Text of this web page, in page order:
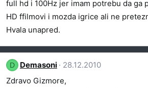
full hd i 100Hz jer imam potrebu da ga
HD ffilmovi i mozda igrice ali ne
Hvala unapred.
D Demasoni
28.12.2010
Zdravo Gizmore,